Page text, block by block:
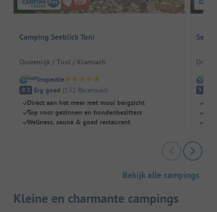
Camping Seeblick Toni
Oostenrijk / Tirol / Kramsach
Inspectie
8.3 Erg goed (132 Recensies)
Direct aan het meer met mooi bergzicht
Top voor gezinnen en hondenbezitters
Wellness, sauna & goed restaurant
9.4
Bekijk alle campings
Kleine en charmante campings